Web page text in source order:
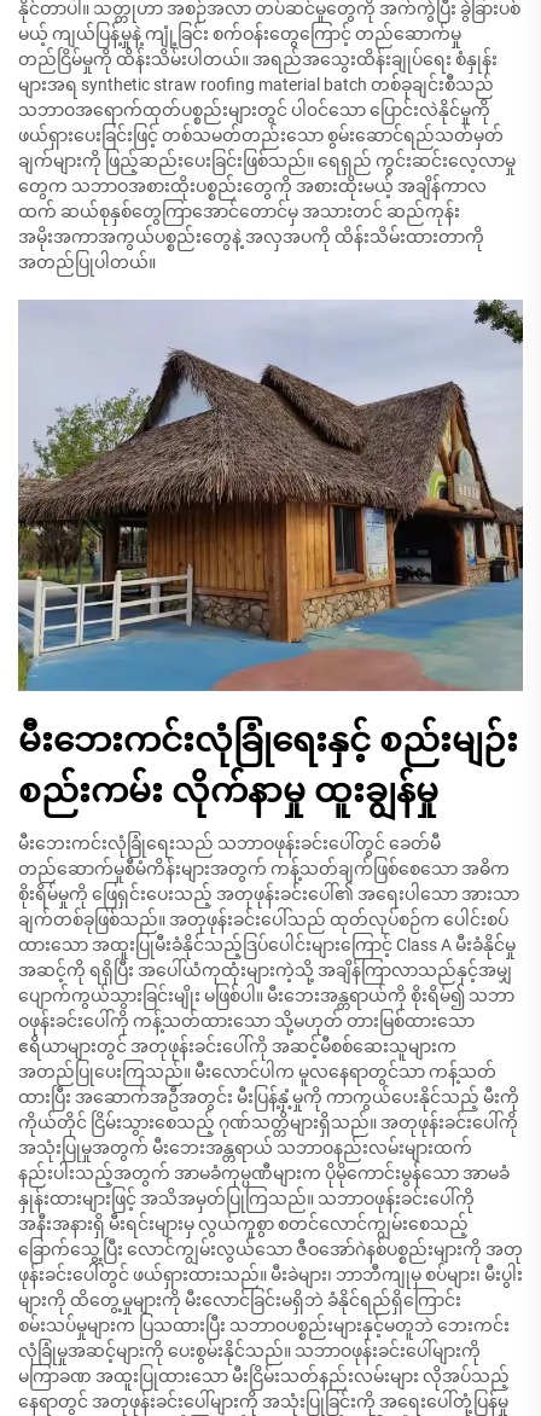
နိုင်တာပါ။ သတ္တုဟာ အစဉ်အလာ တပ်ဆင်မှုတွေကို အက်ကွဲပြီး ခွဲခြားပစ်
မယ့် ကျယ်ပြန့်မှုနဲ့ ကျုံ့ခြင်း စက်ဝန်းတွေကြောင့် တည်ဆောက်မှု
တည်ငြိမ်မှုကို ထိန်းသိမ်းပါတယ်။ အရည်အသွေးထိန်းချုပ်ရေး စံနှုန်း
များအရ synthetic straw roofing material batch တစ်ခုချင်းစီသည်
သဘာဝအရောက်ထုတ်ပစ္စည်းများတွင် ပါ၀င်သော ပြောင်းလဲနိုင်မှုကို
ဖယ်ရှားပေးခြင်းဖြင့် တစ်သမတ်တည်းသော စွမ်းဆောင်ရည်သတ်မှတ်
ချက်များကို ဖြည့်ဆည်းပေးခြင်းဖြစ်သည်။ ရေရှည် ကွင်းဆင်းလေ့လာမှု
တွေက သဘာဝအစားထိုးပစ္စည်းတွေကို အစားထိုးမယ့် အချိန်ကာလ
ထက် ဆယ်စုနှစ်တွေကြာအောင်တောင်မှ အသားတင် ဆည်ကုန်း
အမိုးအကာအကွယ်ပစ္စည်းတွေနဲ့ အလှအပကို ထိန်းသိမ်းထားတာကို
အတည်ပြုပါတယ်။
မီးဘေးကင်းလုံခြုံရေးနှင့် စည်းမျဉ်း
စည်းကမ်း လိုက်နာမှု ထူးချွန်မှု
မီးဘေးကင်းလုံခြုံရေးသည် သဘာဝဖုန်းခင်းပေါ်တွင် ခေတ်မီ
တည်ဆောက်မှုစီမံကိန်းများအတွက် ကန့်သတ်ချက်ဖြစ်စေသော အဓိက
စိုးရိမ်မှုကို ဖြေရှင်းပေးသည့် အတုဖုန်းခင်းပေါ်၏ အရေးပါသော အားသာ
ချက်တစ်ခုဖြစ်သည်။ အတုဖုန်းခင်းပေါ်သည် ထုတ်လုပ်စဉ်က ပေါင်းစပ်
ထားသော အထူးပြုမီးခံနိုင်သည့်ဒြပ်ပေါင်းများကြောင့် Class A မီးခံနိုင်မှု
အဆင့်ကို ရရှိပြီး အပေါ်ယံကုထုံးများကဲ့သို့ အချိန်ကြာလာသည်နှင့်အမျှ
ပျောက်ကွယ်သွားခြင်းမျိုး မဖြစ်ပါ။ မီးဘေးအန္တရာယ်ကို စိုးရိမ်၍ သဘာ
ဝဖုန်းခင်းပေါ်ကို ကန့်သတ်ထားသော သို့မဟုတ် တားမြစ်ထားသော
ဧရိယာများတွင် အတုဖုန်းခင်းပေါ်ကို အဆင့်မီစစ်ဆေးသူများက
အတည်ပြုပေးကြသည်။ မီးလောင်ပါက မူလနေရာတွင်သာ ကန့်သတ်
ထားပြီး အဆောက်အဦအတွင်း မီးပြန့်နှံ့မှုကို ကာကွယ်ပေးနိုင်သည့် မီးကို
ကိုယ်တိုင် ငြိမ်းသွားစေသည့် ဂုဏ်သတ္တိများရှိသည်။ အတုဖုန်းခင်းပေါ်ကို
အသုံးပြုမှုအတွက် မီးဘေးအန္တရာယ် သဘာဝနည်းလမ်းများထက်
နည်းပါးသည့်အတွက် အာမခံကုမ္ပဏီများက ပိုမိုကောင်းမွန်သော အာမခံ
နှုန်းထားများဖြင့် အသိအမှတ်ပြုကြသည်။ သဘာဝဖုန်းခင်းပေါ်ကို
အနီးအနားရှိ မီးရင်းများမှ လွယ်ကူစွာ စတင်လောင်ကျွမ်းစေသည့်
ခြောက်သွေ့ပြီး လောင်ကျွမ်းလွယ်သော ဇီဝအော်ဂဲနစ်ပစ္စည်းများကို အတု
ဖုန်းခင်းပေါ်တွင် ဖယ်ရှားထားသည်။ မီးခဲများ၊ ဘာဘီကျုမှ စပ်များ၊ မီးပွါး
များကို ထိတွေ့မှုများကို မီးလောင်ခြင်းမရှိဘဲ ခံနိုင်ရည်ရှိကြောင်း
စမ်းသပ်မှုများက ပြသထားပြီး သဘာဝပစ္စည်းများနှင့်မတူဘဲ ဘေးကင်း
လုံခြုံမှုအဆင့်များကို ပေးစွမ်းနိုင်သည်။ သဘာဝဖုန်းခင်းပေါ်များကို
မကြာခဏ အထူးပြုထားသော မီးငြိမ်းသတ်နည်းလမ်းများ လိုအပ်သည့်
နေရာတွင် အတုဖုန်းခင်းပေါ်များကို အသုံးပြုခြင်းကို အရေးပေါ်တုံ့ပြန်မှု